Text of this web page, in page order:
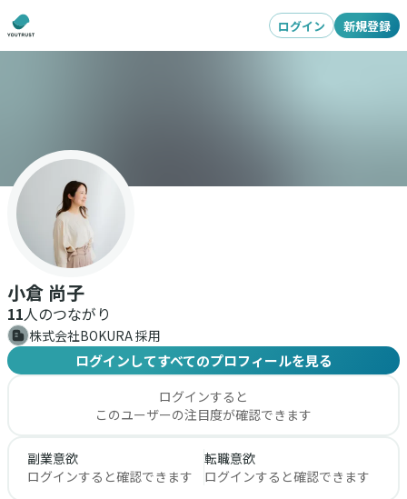
ログイン 新規登録
小倉 尚子
11人のつながり
株式会社BOKURA 採用
ログインしてすべてのプロフィールを見る
ログインすると
このユーザーの注目度が確認できます
副業意欲
ログインすると確認できます
転職意欲
ログインすると確認できます